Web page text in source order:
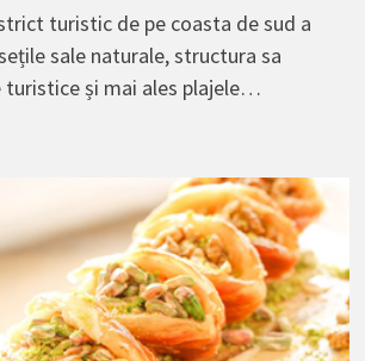
turistic de pe coasta de sud a
sale naturale, structura sa
și mai ales plajele…